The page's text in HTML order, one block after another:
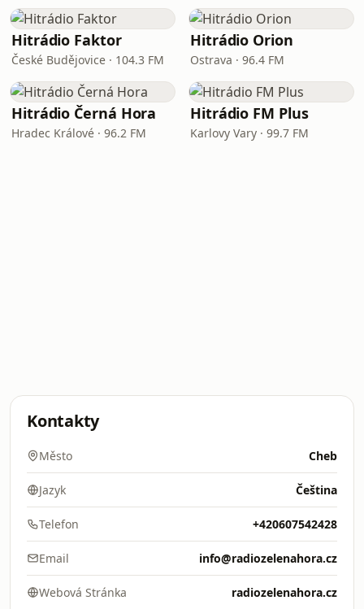
Hitrádio Faktor
České Budějovice · 104.3 FM
Hitrádio Orion
Ostrava · 96.4 FM
Hitrádio Černá Hora
Hradec Králové · 96.2 FM
Hitrádio FM Plus
Karlovy Vary · 99.7 FM
Kontakty
Město Cheb
Jazyk Čeština
Telefon +420607542428
Email info@radiozelenahora.cz
Webová Stránka radiozelenahora.cz